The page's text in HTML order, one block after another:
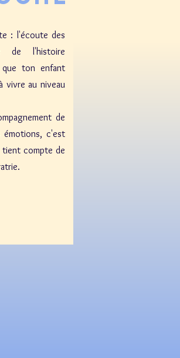
: l'écoute des
de l'histoire
que ton enfant
vivre au niveau
de
c'est
tient compte de